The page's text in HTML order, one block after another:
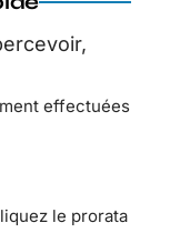
effectuées
le prorata